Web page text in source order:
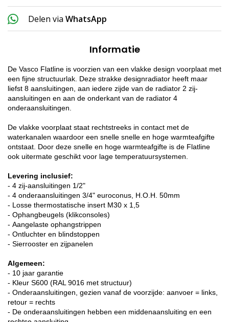
Delen via WhatsApp
Informatie
De Vasco Flatline is voorzien van een vlakke design voorplaat met
een fijne structuurlak. Deze strakke designradiator heeft maar
liefst 8 aansluitingen, aan iedere zijde van de radiator 2 zij-
aansluitingen en aan de onderkant van de radiator 4
onderaansluitingen.
De vlakke voorplaat staat rechtstreeks in contact met de
waterkanalen waardoor een snelle snelle en hoge warmteafgifte
ontstaat. Door deze snelle en hoge warmteafgifte is de Flatline
ook uitermate geschikt voor lage temperatuursystemen.
Levering inclusief:
- 4 zij-aansluitingen 1/2"
- 4 onderaansluitingen 3/4" euroconus, H.O.H. 50mm
- Losse thermostatische insert M30 x 1,5
- Ophangbeugels (klikconsoles)
- Aangelaste ophangstrippen
- Ontluchter en blindstoppen
- Sierrooster en zijpanelen
Algemeen:
- 10 jaar garantie
- Kleur S600 (RAL 9016 met structuur)
- Onderaansluitingen, gezien vanaf de voorzijde: aanvoer = links,
retour = rechts
- De onderaansluitingen hebben een middenaansluiting en een